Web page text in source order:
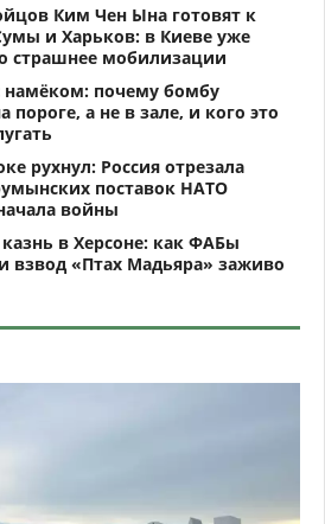
Ким Чен Ына готовят к
и Харьков: в Киеве уже
страшнее мобилизации
намёком: почему бомбу
пороге, а не в зале, и кого это
рухнул: Россия отрезала
поставок НАТО
войны
в Херсоне: как ФАБы
взвод «Птах Мадьяра» заживо